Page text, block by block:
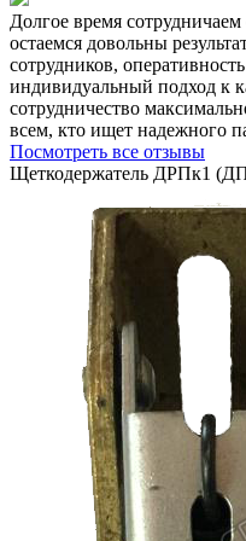
Долгое время
остаемся довольны
сотрудников,
индивидуальный подход к
сотрудничество
всем, кто ищет надежного
Посмотреть все отзывы
Щеткодержатель ДРПк1